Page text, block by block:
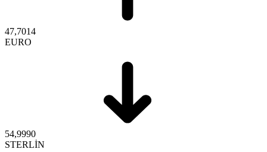
47,7014
EURO
54,9990
STERLİN